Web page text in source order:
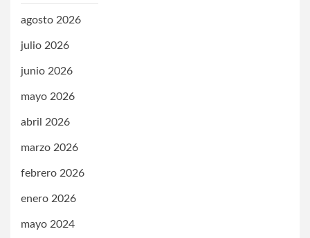
agosto 2026
julio 2026
junio 2026
mayo 2026
abril 2026
marzo 2026
febrero 2026
enero 2026
mayo 2024